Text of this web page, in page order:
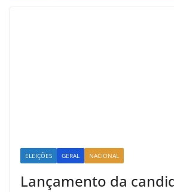
ELEIÇÕES GERAL NACIONAL
Lançamento da